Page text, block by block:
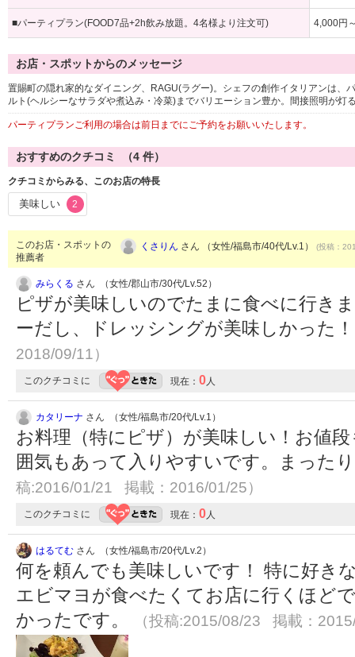
■パーティプラン(FOOD7品+2h飲み放題。4名様より注文可) 4,000円
お店・スポットからのメッセージ
置賜町の隠れ家的なダイニング、RAGU(ラグー)。シェフの創作イタリアンは、
ルト(ヘルシーなサラダや煮込み・冷菜)までバリエーション豊か。間接照明が灯
パーティプランご利用の場合は前日までにご予約をお願いいたします。
おすすめのクチコミ （4 件）
クチコミからみる、このお店の特長
美味しい 2
このお店・スポットの
推薦者
くさりん さん （女性/福島市/40代/Lv.1） (投稿：
みらくる さん （女性/郡山市/30代/Lv.52）
ピザが美味しいのでたまに食べに行き
ーだし、ドレッシングが美味しかった
2018/09/11）
このクチコミに 現在： 0 人
カタリーナ さん （女性/福島市/20代/Lv.1）
お料理（特にピザ）が美味しい！お値
囲気もあって入りやすいです。まった
稿:2016/01/21 掲載：2016/01/25）
このクチコミに 現在： 0 人
はるてむ さん （女性/福島市/20代/Lv.2）
何を頼んでも美味しいです！ 特に好き
エビマヨが食べたくてお店に行くほど
かったです。
（投稿:2015/08/23 掲載：